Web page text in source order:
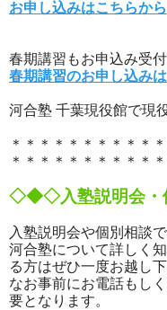
お申し込みはこちらから
春期講習もお申込み受
春期講習のお申し込み
河合塾 千葉現役館で現
＊＊＊＊＊＊＊＊＊＊
＊＊＊＊＊＊＊＊＊＊
◇◆◇入塾説明会・
入塾説明会や個別相談
河合塾について詳しく
る方はぜひ一度お越し下
なお事前にお電話もし
要となります。